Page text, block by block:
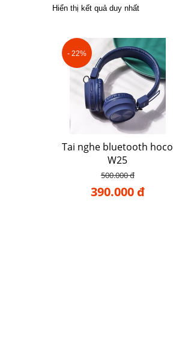
Hiển thị kết quả duy nhất
- 22%
Tai nghe bluetooth hoco
W25
500.000 đ
390.000 đ